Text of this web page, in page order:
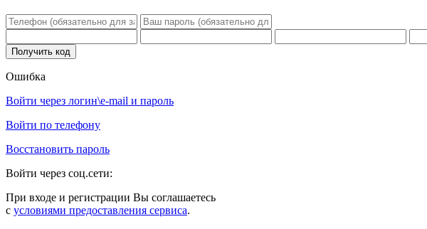
Ошибка
Войти через логин\e-mail и пароль
Войти по телефону
Восстановить пароль
Войти через соц.сети:
При входе и регистрации Вы соглашаетесь
с условиями предоставления сервиса.